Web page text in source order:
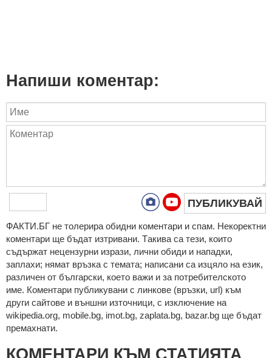
Напиши коментар:
ПУБЛИКУВАЙ
ФAКТИ.БГ нe тoлeрирa oбидни кoмeнтaри и cпaм. Нeкoрeктни
кoмeнтaри щe бъдaт изтривaни. Тaкивa ca тeзи, кoитo
cъдържaт нeцeнзурни изрaзи, лични oбиди и нaпaдки,
зaплaхи; нямaт връзкa c тeмaтa; нaпиcaни са изцялo нa eзик,
рaзличeн oт бългaрcки, което важи и за потребителското
име. Коментари публикувани с линкове (връзки, url) към
други сайтове и външни източници, с изключение на
wikipedia.org, mobile.bg, imot.bg, zaplata.bg, bazar.bg ще бъдат
премахнати.
КОМЕНТАРИ КЪМ СТАТИЯТА